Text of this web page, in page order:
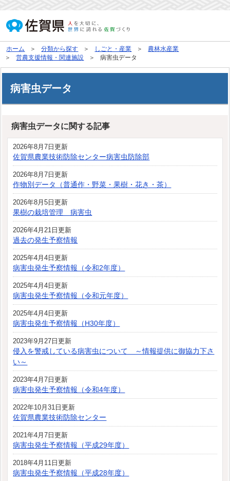
ホーム 分類から探す しごと・産業
農林水産業
営農支援情報・関連施設
病害虫データ
病害虫データ
病害虫データに関する記事
2026年8月7日更新
佐賀県農業技術防除センター病害虫防除部
2026年8月7日更新
作物別データ（普通作・野菜・果樹・花き・茶）
2026年8月5日更新
果樹の栽培管理 病害虫
2026年4月21日更新
過去の発生予察情報
2025年4月4日更新
病害虫発生予察情報（令和2年度）
2025年4月4日更新
病害虫発生予察情報（令和元年度）
2025年4月4日更新
病害虫発生予察情報（H30年度）
2023年9月27日更新
侵入を警戒している病害虫について ～情報提供に御協力下さ
い～
2023年4月7日更新
病害虫発生予察情報（令和4年度）
2022年10月31日更新
佐賀県農業技術防除センター
2021年4月7日更新
病害虫発生予察情報（平成29年度）
2018年4月11日更新
病害虫発生予察情報（平成28年度）